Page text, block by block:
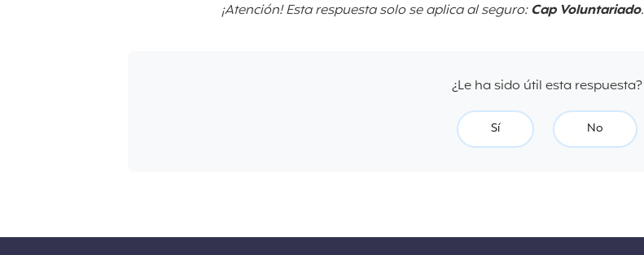
¡Atención! Esta respuesta solo se aplica al seguro:Cap Voluntariado.
¿Le ha sido útil esta respuesta?
Sí No